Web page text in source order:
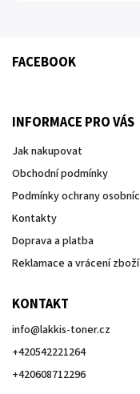
FACEBOOK
INFORMACE PRO VÁS
Jak nakupovat
Obchodní podmínky
Podmínky ochrany
Kontakty
Doprava a platba
Reklamace a vrácení zboží
KONTAKT
info@lakkis-toner.cz
+420542221264
+420608712296